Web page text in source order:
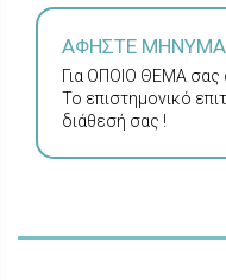
ΑΦΗΣΤΕ ΜΗΝΥΜΑ
Για ΟΠΟΙΟ ΘΕΜΑ σας
Το επιστημονικό
διάθεσή σας !